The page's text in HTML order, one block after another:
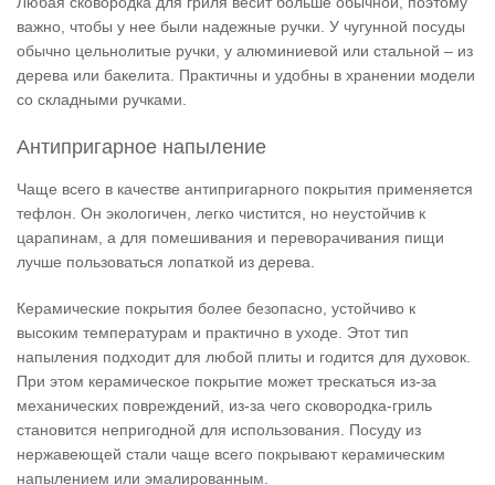
важно, чтобы у нее были надежные ручки. У чугунной посуды
обычно цельнолитые ручки, у алюминиевой или стальной – из
дерева или бакелита. Практичны и удобны в хранении модели
со складными ручками.
Антипригарное напыление
Чаще всего в качестве антипригарного покрытия применяется
тефлон. Он экологичен, легко чистится, но неустойчив к
царапинам, а для помешивания и переворачивания пищи
лучше пользоваться лопаткой из дерева.
Керамические покрытия более безопасно, устойчиво к
высоким температурам и практично в уходе. Этот тип
напыления подходит для любой плиты и годится для духовок.
При этом керамическое покрытие может трескаться из-за
механических повреждений, из-за чего сковородка-гриль
становится непригодной для использования. Посуду из
нержавеющей стали чаще всего покрывают керамическим
напылением или эмалированным.